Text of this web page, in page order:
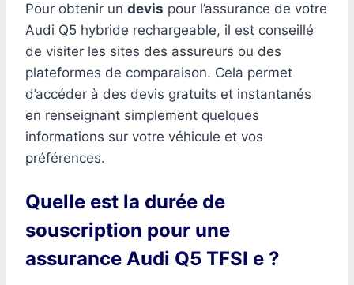
Pour obtenir un devis pour l’assurance de votre
Audi Q5 hybride rechargeable, il est conseillé
de visiter les sites des assureurs ou des
plateformes de comparaison. Cela permet
d’accéder à des devis gratuits et instantanés
en renseignant simplement quelques
informations sur votre véhicule et vos
préférences.
Quelle est la durée de
souscription pour une
assurance Audi Q5 TFSI e ?